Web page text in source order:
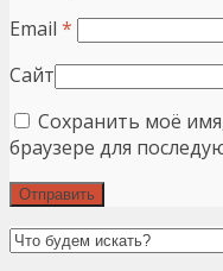
Email *
Сайт
Сохранить моё
браузере для